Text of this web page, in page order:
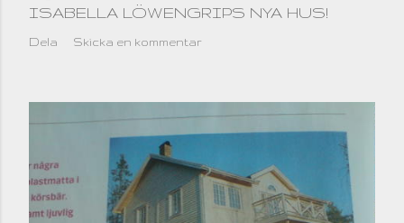
ISABELLA LÖWENGRIPS NYA HUS!
Dela Skicka en kommentar